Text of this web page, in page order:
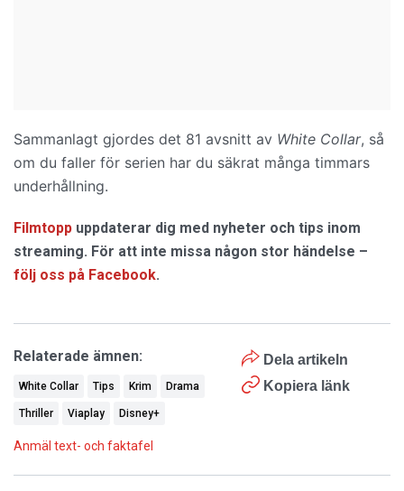
Sammanlagt gjordes det 81 avsnitt av White Collar, så
om du faller för serien har du säkrat många timmars
underhållning.
Filmtopp uppdaterar dig med nyheter och tips inom
streaming. För att inte missa någon stor händelse –
följ oss på Facebook.
Dela artikeln
Kopiera länk
Relaterade ämnen:
White Collar Tips Krim Drama
Thriller Viaplay Disney+
Anmäl text- och faktafel